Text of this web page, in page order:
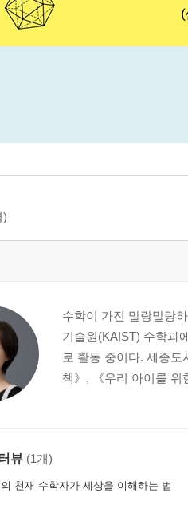
)
수학이 가진 말랑말랑
기술원(KAIST) 수학과
로 활동 중이다. 세종
책》, 《우리 아이를
뷰 (1개)
천재 수학자가 세상을 이해하는 법